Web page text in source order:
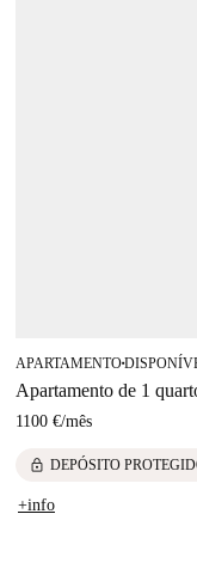
APARTAMENTO■
Apartamento de 1
1100 €/mês
lock DEPÓSITO
+info